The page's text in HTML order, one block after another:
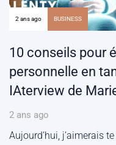
2 ans ago BUSINESS
10 conseils pour
personnelle en
IAterview de
2 ans ago
Aujourd’hui, j’aimerais